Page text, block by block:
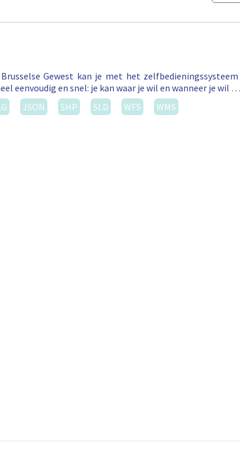
Gewest kan je met het
eenvoudig en snel: je kan waar je wil en wanneer je wil …
JSON SHP SLD WFS WMS